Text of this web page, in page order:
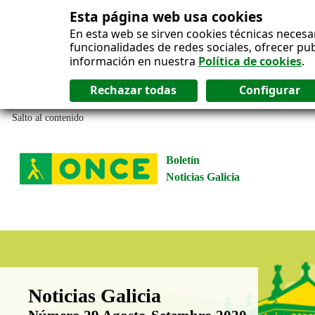
Esta página web usa cookies
En esta web se sirven cookies técnicas
funcionalidades de redes sociales, ofrecer
información en nuestra Política de cookies.
Salto al contenido
Boletín
Noticias Galicia
Boletín Noticias Galicia
Noticias Galicia